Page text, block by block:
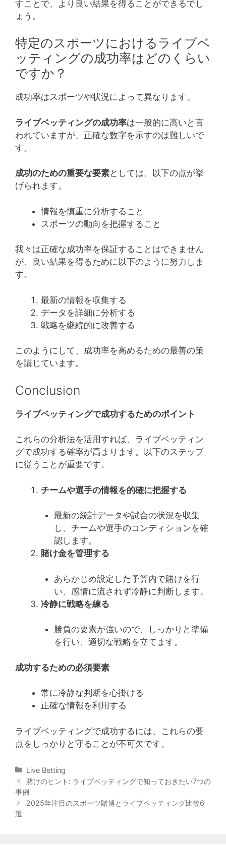
すことで、より良い結果を得ることができるでし
ょう。
特定のスポーツにおけるライブベ
ッティングの成功率はどのくらい
ですか？
成功率はスポーツや状況によって異なります。
ライブベッティングの成功率は一般的に高いと言
われていますが、正確な数字を示すのは難しいで
す。
成功のための重要な要素としては、以下の点が挙
げられます。
情報を慎重に分析すること
スポーツの動向を把握すること
我々は正確な成功率を保証することはできません
が、良い結果を得るために以下のように努力しま
す。
最新の情報を収集する
データを詳細に分析する
戦略を継続的に改善する
このようにして、成功率を高めるための最善の策
を講じています。
Conclusion
ライブベッティングで成功するためのポイント
これらの分析法を活用すれば、ライブベッティン
グで成功する確率が高まります。以下のステップ
に従うことが重要です。
チームや選手の情報を的確に把握する
最新の統計データや試合の状況を収集
し、チームや選手のコンディションを確
認します。
賭け金を管理する
あらかじめ設定した予算内で賭けを行
い、感情に流されず冷静に判断します。
冷静に戦略を練る
勝負の要素が強いので、しっかりと準備
を行い、適切な戦略を立てます。
成功するための必須要素
常に冷静な判断を心掛ける
正確な情報を利用する
ライブベッティングで成功するには、これらの要
点をしっかりと守ることが不可欠です。
Categories
Live Betting
Post
navigation
賭けのヒント: ライブベッティングで知っておきたい7つの
事例
2025年注目のスポーツ賭博とライブベッティング比較6
選